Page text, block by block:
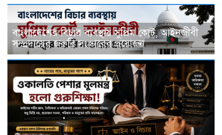
বাংলাদেশের বিচার ব্যবস্থায় সুপ্রিম কোর্ট, আইনজীবী
সম্প্রদায়ের জরুরি সংস্কারের প্রয়োজন